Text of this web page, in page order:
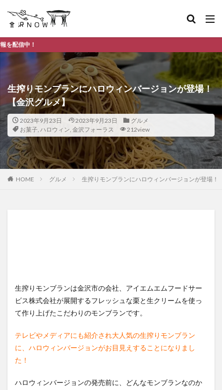
生搾りモンブランにハロウィンバージョンが登場！
【金沢グルメ】
2023年9月23日 2023年9月23日
グルメ
お菓子, ハロウィン, 金沢フォーラス 212view
HOME グルメ 生搾りモンブランにハロウィンバージョンが登場！
生搾りモンブランは金沢市の会社、アイエムエムフードサー
ビス株式会社が展開するフレッシュな栗と生クリームを使っ
て作り上げたこだわりのモンブランです。
テレビやメディアにも紹介され大人気の生搾りモンブラン
に、ハロウィンバージョンがお目見えすることになりまし
た！
ハロウィンバージョンの発売前に、どんなモンブランなのか